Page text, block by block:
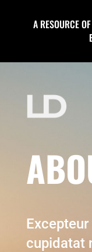
A RESOURCE
cupidatat